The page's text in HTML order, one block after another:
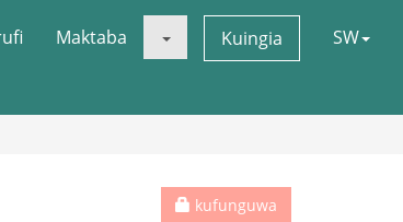
Maktaba Kuingia SW
kufunguwa